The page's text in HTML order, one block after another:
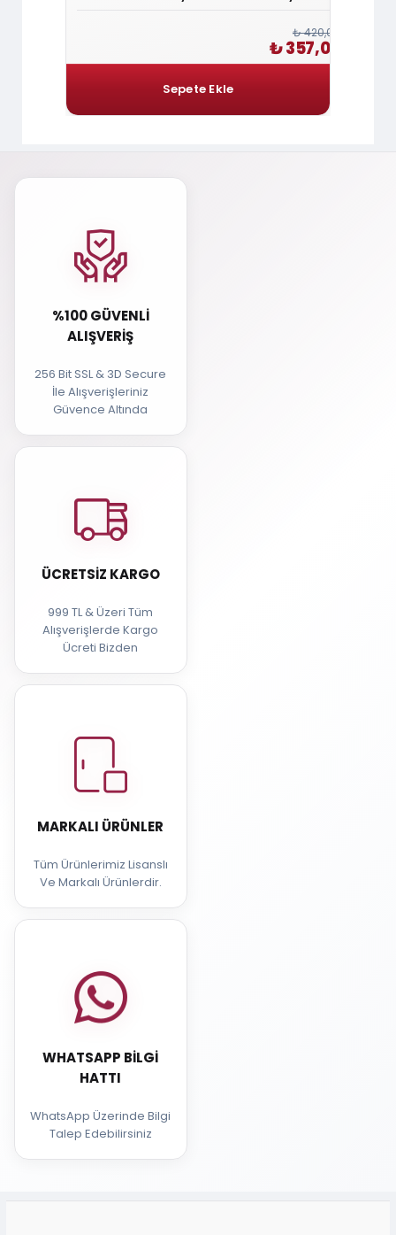
₺ 420,00
₺ 357,00
%100 GÜVENLI
ALIŞVERIŞ
256 Bit SSL & 3D Secure
İle Alışverişleriniz
Güvence Altında
ÜCRETSIZ KARGO
999 TL & Üzeri Tüm
Alışverişlerde Kargo
Ücreti Bizden
MARKALI ÜRÜNLER
Tüm Ürünlerimiz Lisanslı
Ve Markalı Ürünlerdir.
WHATSAPP BILGI
HATTI
WhatsApp Üzerinde Bilgi
Talep Edebilirsiniz